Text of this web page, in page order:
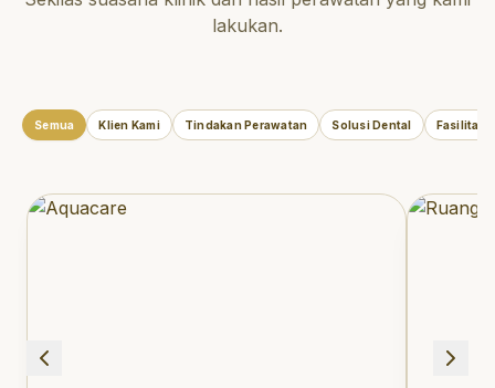
lakukan.
Semua Klien Kami Tindakan Perawatan Solusi Dental Fasilitas